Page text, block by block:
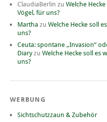
ClaudiaBerlin zu Welche
Vögel, für uns?
Martha zu Welche Hecke soll
uns?
Ceuta: spontane „Invasion“
Diaryzu Welche Hecke soll es
uns?
WERBUNG
Sichtschutzzaun & Zubehör